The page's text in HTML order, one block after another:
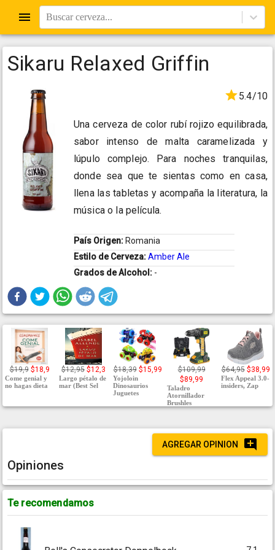
Buscar cerveza...
Sikaru Relaxed Griffin
5.4/10
Una cerveza de color rubí rojizo equilibrada,
sabor intenso de malta caramelizada y
lúpulo complejo. Para noches tranquilas,
donde sea que te sientas como en casa,
llena las tabletas y acompaña la literatura, la
música o la película.
País Origen: Romania
Estilo de Cerveza:Amber Ale
Grados de Alcohol: -
$19,9 $18,9
Come genial y
no hagas dieta
$12,95 $12,3
Largo pétalo de
mar (Best Sel
$18,39 $15,99
Yojoloin
Dinosaurios
Juguetes
$109,99
$89,99
Taladro
Atornillador
Brushles
$64,95 $38,99
Flex Appeal 3.0-
insiders, Zap
AGREGAR OPINION
Opiniones
Te recomendamos